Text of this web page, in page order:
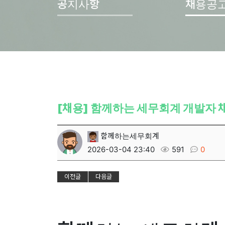
공지사항 채용공
[채용] 함께하는 세무회계 개발자
함께하는세무회계
2026-03-04 23:40
591 0
이전글 다음글